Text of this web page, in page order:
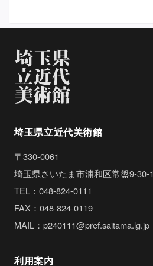
埼玉県立近代美術館
〒330-0061
埼玉県さいたま市浦和区常盤9-30-1
TEL：048-824-0111
FAX：048-824-0119
MAIL：p240111@pref.saitama.lg.jp
利用案内